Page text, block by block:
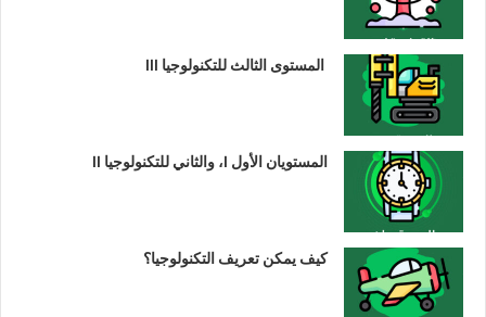
المستوى الثالث للتكنولوجيا III
المستويان الأول I، والثاني للتكنولوجيا II
كيف يمكن تعريف التكنولوجيا؟